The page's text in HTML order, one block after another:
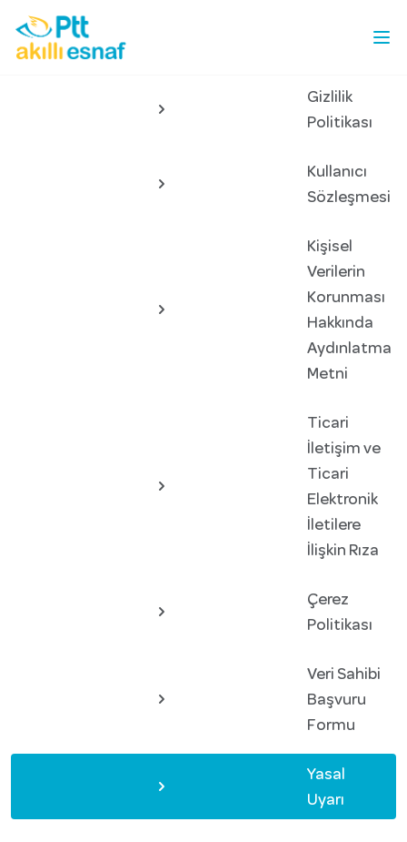
Gizlilik
Politikası
Kullanıcı
Sözleşmesi
Kişisel
Verilerin
Korunması
Hakkında
Aydınlatma
Metni
Ticari
İletişim ve
Ticari
Elektronik
İletilere
İlişkin Rıza
Çerez
Politikası
Veri Sahibi
Başvuru
Formu
Yasal
Uyarı